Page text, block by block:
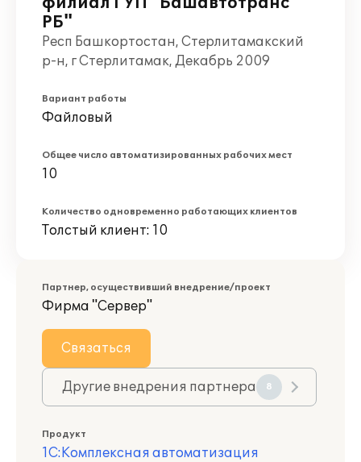
РБ"
Респ Башкортостан, Стерлитамакский
р-н, г Стерлитамак, Декабрь 2009
Вариант работы
Файловый
Общее число автоматизированных рабочих мест
10
Количество одновременно работающих клиентов
Толстый клиент: 10
Партнер, осуществивший внедрение/проект
Фирма "Сервер"
Связаться
Другие внедрения партнера 8
Продукт
1С:Комплексная автоматизация